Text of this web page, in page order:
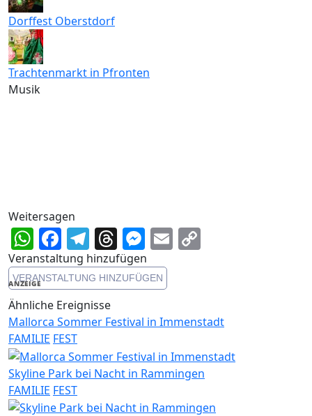
Dorffest Oberstdorf
Trachtenmarkt in Pfronten
Musik
Weitersagen
WhatsApp
Facebook
Telegram
Threads
Messenger
Email
Veranstaltung hinzufügen
VERANSTALTUNG HINZUFÜGEN
ANZEIGE
Ähnliche Ereignisse
Mallorca Sommer Festival in Immenstadt
FAMILIE FEST
Skyline Park bei Nacht in Rammingen
FAMILIE FEST